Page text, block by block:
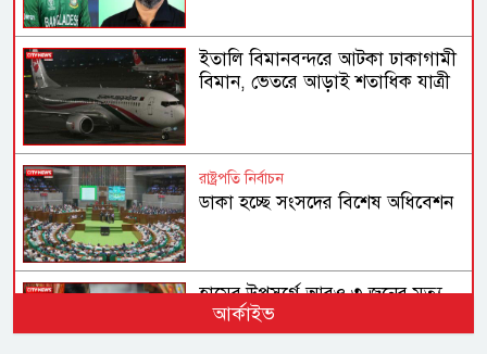
ইতালি বিমানবন্দরে আটকা ঢাকাগামী
বিমান, ভেতরে আড়াই শতাধিক যাত্রী
রাষ্ট্রপতি নির্বাচন
ডাকা হচ্ছে সংসদের বিশেষ অধিবেশন
হামের উপসর্গে আরও ৩ জনের মৃত্যু,
আক্রান্ত ১ হাজার ২১৮
আর্কাইভ